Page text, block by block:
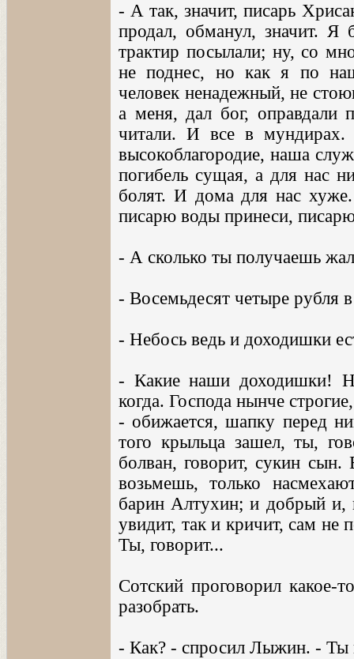
- А так, значит, писарь
продал, обманул, значит.
трактир посылали; ну, со
не поднес, но как я по
человек ненадежный, не
а меня, дал бог, оправдали
читали. И все в
высокоблагородие, наша
погибель сущая, а для нас
болят. И дома для нас
писарю воды принеси,
- А сколько ты получаешь
- Восемьдесят четыре рубля
- Небось ведь и доходишки
- Какие наши доходишки!
когда. Господа нынче
- обижается, шапку перед
того крыльца зашел, ты,
болван, говорит, сукин
возьмешь, только
барин Алтухин; и добрый и,
увидит, так и кричит, сам не
Ты, говорит...
Сотский проговорил какое-
разобрать.
- Как? - спросил Лыжин. - Ты